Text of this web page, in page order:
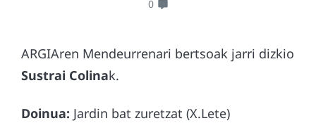
0
ARGIAren Mendeurrenari bertsoak jarri dizkio
Sustrai Colinak.
Doinua: Jardin bat zuretzat (X.Lete)